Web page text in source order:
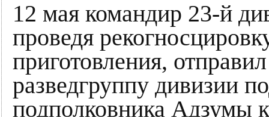
12 мая командир 23-й
проведя
приготовления,
разведгруппу дивизии
подполковника Адзумы